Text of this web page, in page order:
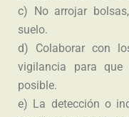
c) No arrojar
suelo.
d) Colaborar con
vigilancia para
posible.
e) La detección o